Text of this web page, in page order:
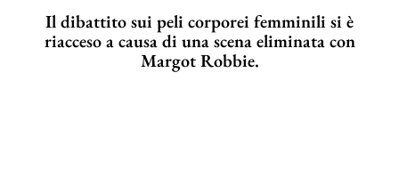
Il dibattito sui peli corporei femminili si è
riacceso a causa di una scena eliminata con
Margot Robbie.